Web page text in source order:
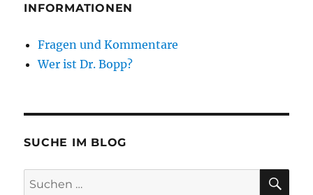
INFORMATIONEN
Fragen und Kommentare
Wer ist Dr. Bopp?
SUCHE IM BLOG
Suchen